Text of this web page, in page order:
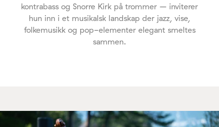
kontrabass og Snorre Kirk på trommer – inviterer
hun inn i et musikalsk landskap der jazz, vise,
folkemusikk og pop-elementer elegant smeltes
sammen.